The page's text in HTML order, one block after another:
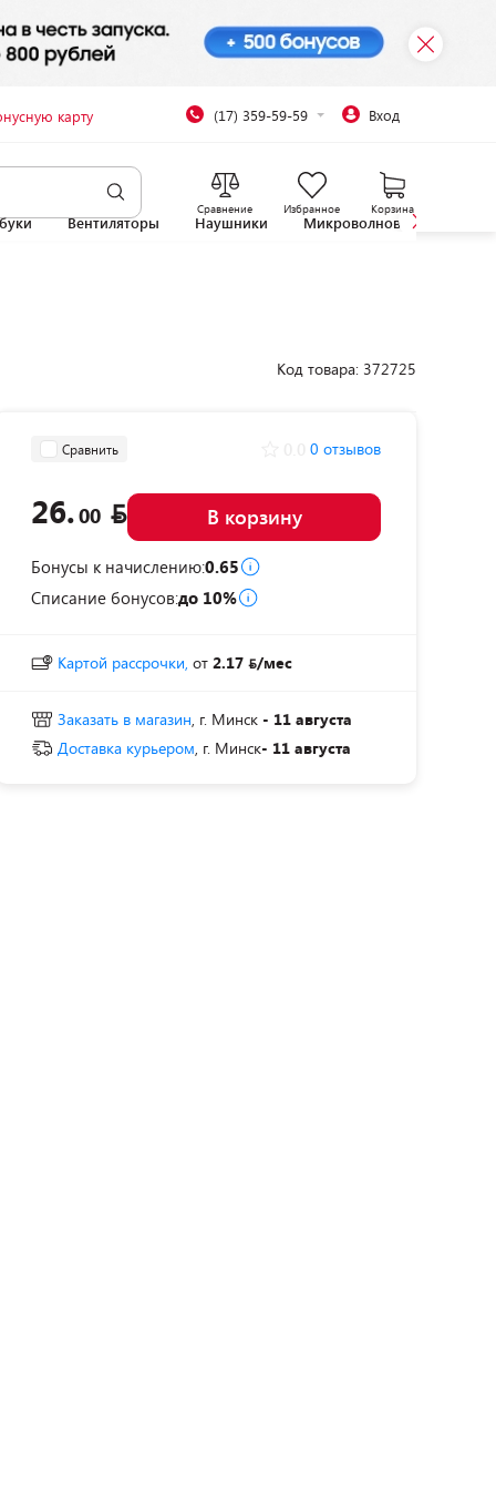
карту (17) 359-59-59 Вход
Сравнение Избранное Корзина
Вентиляторы Наушники Микроволновые печи
Код товара: 372725
Сравнить 0 отзывов
26.00 В корзину
Бонусы к начислению:0.65
Списание бонусов:до 10%
Картой рассрочки, от 2.17 /мес
Заказать в магазин, г. Минск - 11 августа
Доставка курьером, г. Минск- 11 августа